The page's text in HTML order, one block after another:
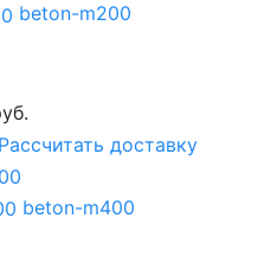
beton-m200
Рассчитать доставку
beton-m400